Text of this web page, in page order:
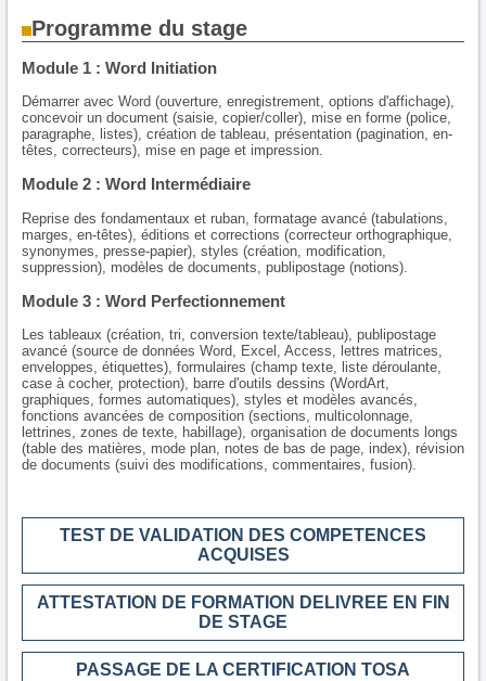
Programme du stage
Module 1 : Word Initiation
Démarrer avec Word (ouverture, enregistrement, options d'affichage),
concevoir un document (saisie, copier/coller), mise en forme (police,
paragraphe, listes), création de tableau, présentation (pagination, en-
têtes, correcteurs), mise en page et impression.
Module 2 : Word Intermédiaire
Reprise des fondamentaux et ruban, formatage avancé (tabulations,
marges, en-têtes), éditions et corrections (correcteur orthographique,
synonymes, presse-papier), styles (création, modification,
suppression), modèles de documents, publipostage (notions).
Module 3 : Word Perfectionnement
Les tableaux (création, tri, conversion texte/tableau), publipostage
avancé (source de données Word, Excel, Access, lettres matrices,
enveloppes, étiquettes), formulaires (champ texte, liste déroulante,
case à cocher, protection), barre d'outils dessins (WordArt,
graphiques, formes automatiques), styles et modèles avancés,
fonctions avancées de composition (sections, multicolonnage,
lettrines, zones de texte, habillage), organisation de documents longs
(table des matières, mode plan, notes de bas de page, index), révision
de documents (suivi des modifications, commentaires, fusion).
TEST DE VALIDATION DES COMPETENCES
ACQUISES
ATTESTATION DE FORMATION DELIVREE EN FIN
DE STAGE
PASSAGE DE LA CERTIFICATION TOSA